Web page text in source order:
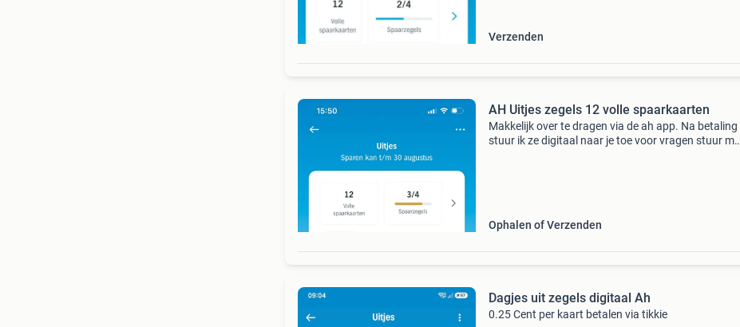
Verzenden
AH Uitjes zegels 12 volle spaarkaarten
Makkelijk over te dragen via de ah app. Na betaling
stuur ik ze digitaal naar je toe voor vragen stuur me
Ophalen of Verzenden
Dagjes uit zegels digitaal Ah
0.25 Cent per kaart betalen via tikkie